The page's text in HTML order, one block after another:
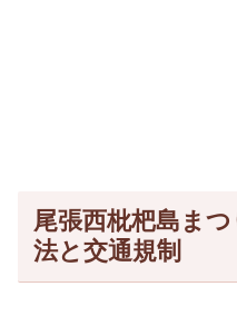
尾張西枇杷島ま
法と交通規制